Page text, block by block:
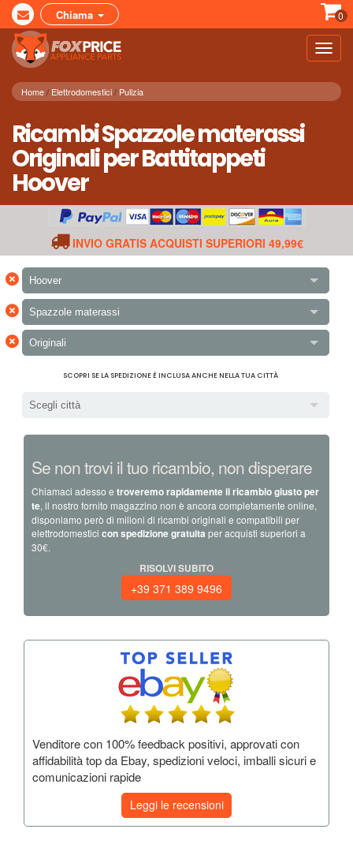
Chiama 0
Home Elettrodomestici Pulizia
Ricambi Spazzole materassi
Originali per Battitappeti
Hoover
INVIO GRATIS ACQUISTI SUPERIORI 49,99€
× Hoover
× Spazzole materassi
× Originali
SCOPRI SE LA SPEDIZIONE È INCLUSA ANCHE NELLA TUA CITTÀ
Scegli città
Se non trovi il tuo ricambio, non disperare
Chiamaci adesso e troveremo rapidamente il ricambio giusto per
te, il nostro fornito magazzino non è ancora completamente online,
disponiamo però di milioni di ricambi originali e compatibili per
elettrodomestici con spedizione gratuita per acquisti superiori a
30€.
RISOLVI SUBITO
+39 371 389 9496
Venditore con 100% feedback positivi, approvati con
affidabilità top da Ebay, spedizioni veloci, imballi sicuri e
comunicazioni rapide
Leggi le recensioni